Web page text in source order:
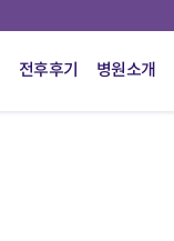
전후후기 병원소개